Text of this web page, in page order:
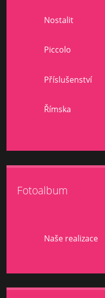
Nostalit
Piccolo
Příslušenství
Římska
Fotoalbum
Naše realizace